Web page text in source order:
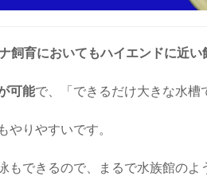
飼育においてもハイエンドに近い
可能で、「できるだけ大きな水槽
りやすいです。
もできるので、まるで水族館のよ